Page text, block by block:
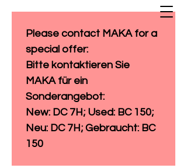
Please contact MAKA for a
special offer:
Bitte kontaktieren Sie
MAKA für ein
Sonderangebot:
New: DC 7H; Used: BC 150;
Neu: DC 7H; Gebraucht: BC
150